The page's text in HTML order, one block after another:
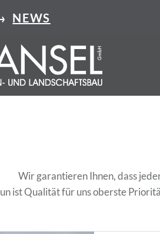
NEWS
Wir garantieren Ihnen, dass
ist Qualität für uns oberste